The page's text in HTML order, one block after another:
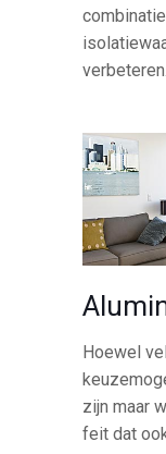
verbeteren.
Hoewel
zijn maar
feit dat